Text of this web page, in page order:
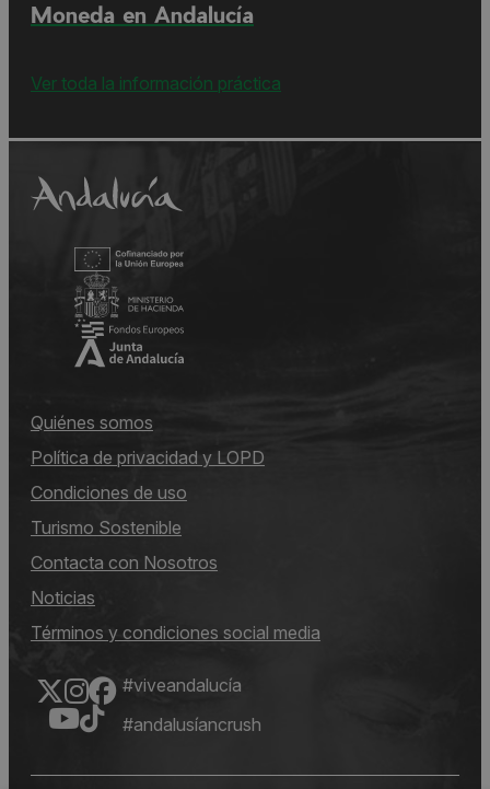
Moneda en Andalucía
Ver toda la información práctica
Quiénes somos
Política de privacidad y LOPD
Condiciones de uso
Turismo Sostenible
Contacta con Nosotros
Noticias
Términos y condiciones social media
#viveandalucía
#andalusíancrush